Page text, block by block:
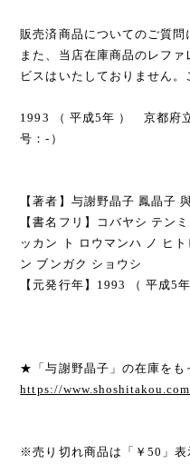
販売済商品についてのご質問
また、当店在庫商品のレフ
ビスはいたしておりません。
1993 （ 平成5年 ） 京都
号：-）
【著者】与謝野晶子 鳳晶子
【書名フリ】コバヤシ テン
ッカン ト ロウマンハ ノ ヒ
ン ブンガク ショウシ
【元発行年】1993 （ 平成5年
★「与謝野晶子」の在庫をも
https://
※売り切れ商品は「￥50」表